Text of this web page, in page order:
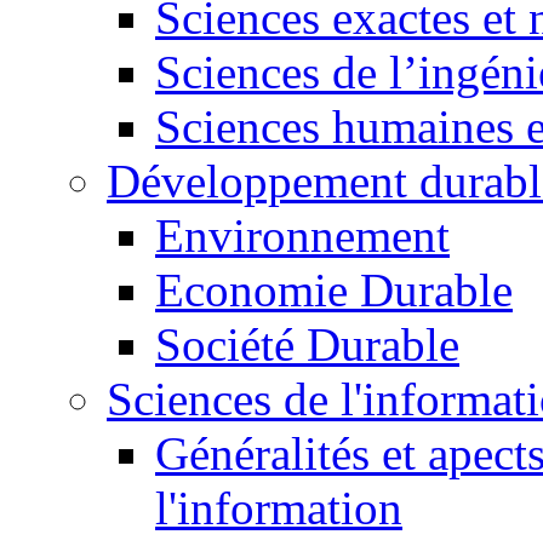
Sciences exactes et
Sciences de
Sciences humaines
Développement
Environnement
Economie Durable
Société Durable
Sciences de
Généralités et
l'information